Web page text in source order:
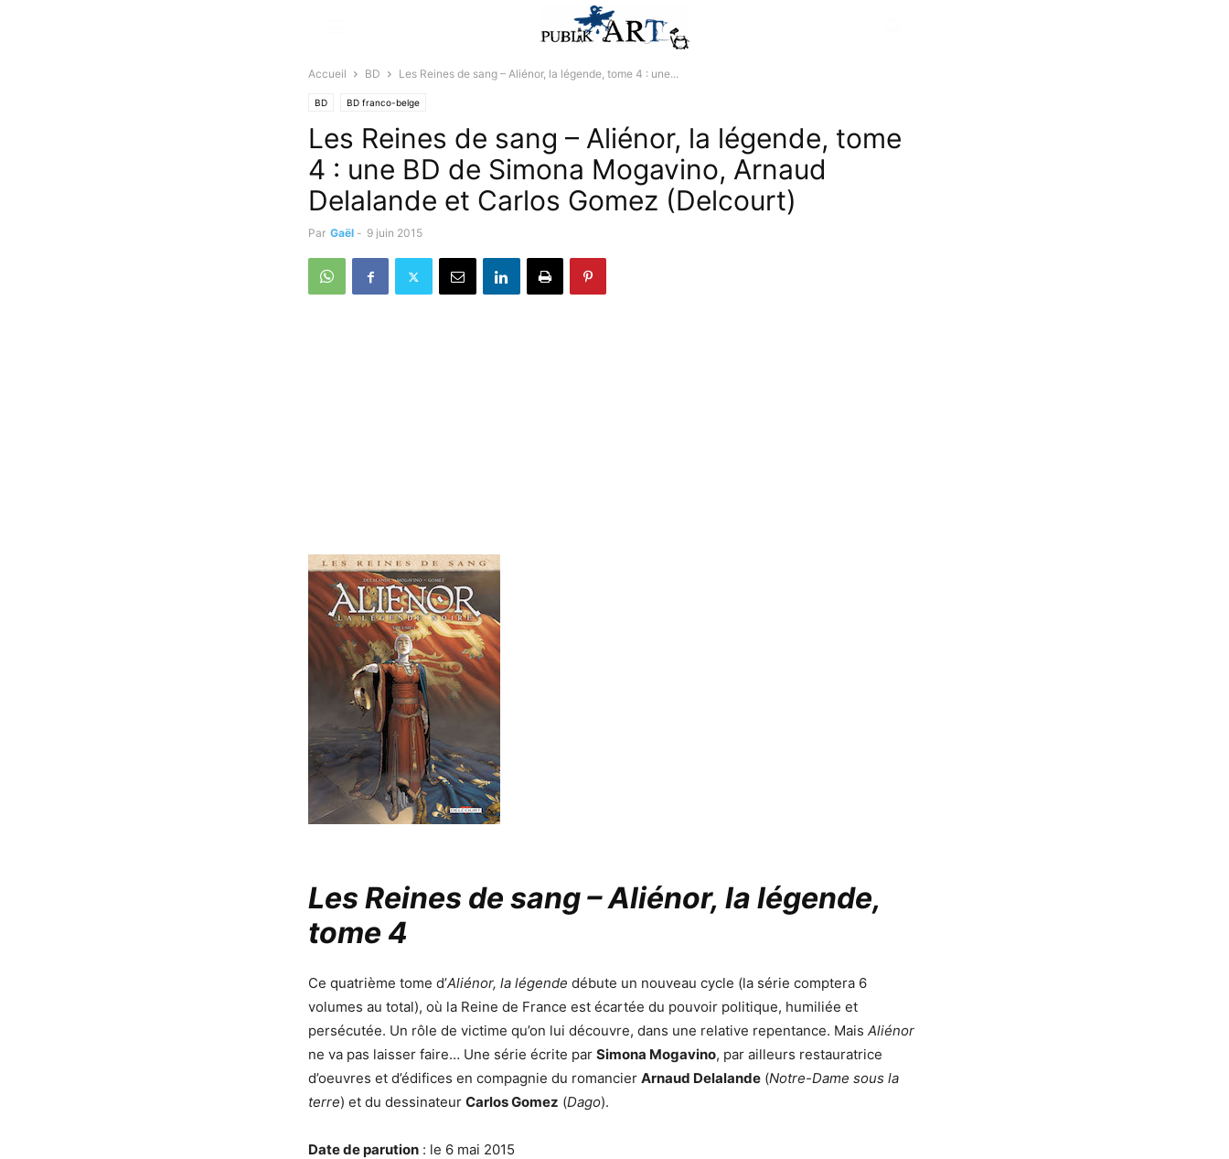
Accueil BD Les Reines de sang – Aliénor, la légende, tome 4 : une...
BD BD franco-belge
Les Reines de sang – Aliénor, la légende, tome
4 : une BD de Simona Mogavino, Arnaud
Delalande et Carlos Gomez (Delcourt)
Par Gaël - 9 juin 2015
Les Reines de sang – Aliénor, la légende,
tome 4
Ce quatrième tome d’Aliénor, la légende débute un nouveau cycle (la série comptera 6
volumes au total), où la Reine de France est écartée du pouvoir politique, humiliée et
persécutée. Un rôle de victime qu’on lui découvre, dans une relative repentance. Mais Aliénor
ne va pas laisser faire… Une série écrite par Simona Mogavino, par ailleurs restauratrice
d’oeuvres et d’édifices en compagnie du romancier Arnaud Delalande (Notre-Dame sous la
terre) et du dessinateur Carlos Gomez (Dago).
Date de parution : le 6 mai 2015